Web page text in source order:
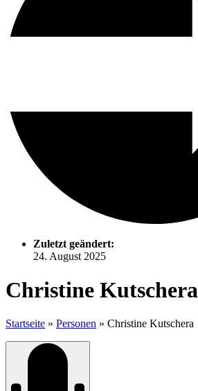
Zuletzt geändert:
24. August 2025
Christine Kutschera
Startseite » Personen » Christine Kutschera